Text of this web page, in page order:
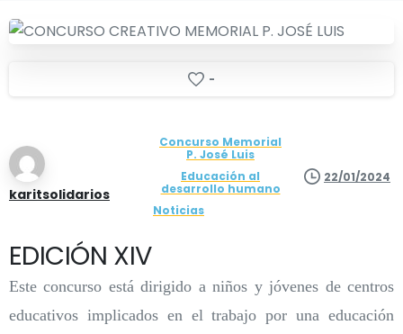
-
karitsolidarios
Concurso Memorial
P. José Luis
Educación al
desarrollo humano
Noticias
22/01/2024
EDICIÓN XIV
Este concurso está dirigido a niños y jóvenes de centros
educativos implicados en el trabajo por una educación